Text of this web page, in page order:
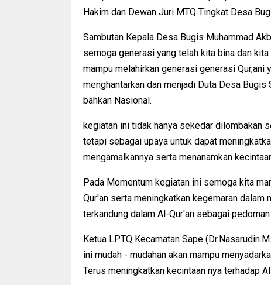
Hakim dan Dewan Juri MTQ Tingkat Desa
Sambutan Kepala Desa Bugis Muhammad
semoga generasi yang telah kita bina dan
mampu melahirkan generasi generasi Qur,ani
menghantarkan dan menjadi Duta Desa
bahkan Nasional.
kegiatan ini tidak hanya sekedar dilombakan
tetapi sebagai upaya untuk dapat
mengamalkannya serta menanamkan
Pada Momentum kegiatan ini semoga kita
Qur'an serta meningkatkan kegemaran dalam
terkandung dalam Al-Qur'an sebagai
Ketua LPTQ Kecamatan Sape
ini mudah - mudahan akan mampu
Terus meningkatkan kecintaan nya terhadap